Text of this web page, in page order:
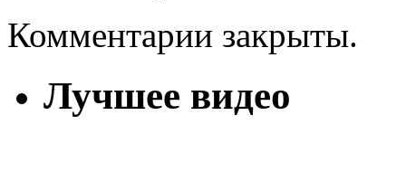
Комментарии закрыты.
Лучшее видео